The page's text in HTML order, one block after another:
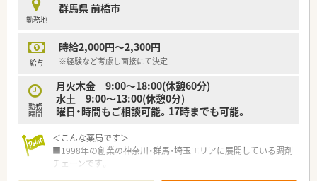
これまでのご経験を最大限に活かせるフィールドが
幅広く経験を積むことができます。
◎認定薬剤師、かかりつけ薬剤師取得のサポートを積極的に行っ
eラーニングや認定薬剤師登録・更新費用は会社負担となりま
す。
全国157店舗を展開する調剤薬局グループの一端を担っておりま
す。
薬局事業のほか、バリューアップ事業も行っており病院と薬局の
勤務地
群馬県 前橋市
給与
時給2,000円～2,300円
※経験など考慮し面接にて決定
勤務
時間
月火木金 9:00〜18:00(休憩60分)
水土 9:00〜13:00(休憩0分)
曜日・時間もご相談可能。17時までも可能。
＜こんな薬局です＞
■1998年の創業の神奈川・群馬・埼玉エリアに展開している調剤
チェーンです。